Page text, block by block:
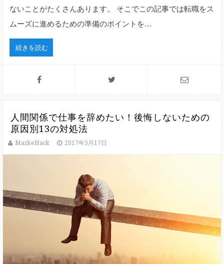
ないことがたくさんあります。 そこでこの記事では転職をス
ムーズに進めるための準備のポイントを…
続きを読む
人間関係で仕事を辞めたい！後悔しないための
原因別13の対処法
MarkeHack 2017年5月17日